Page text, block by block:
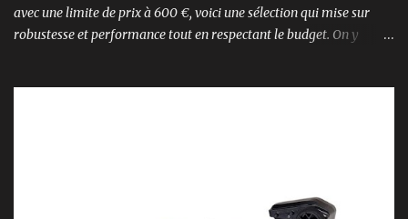
avec une limite de prix à 600 €, voici une sélection qui mise sur
robustesse et performance tout en respectant le budget. On y